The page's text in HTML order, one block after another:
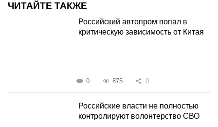
ЧИТАЙТЕ ТАКЖЕ
Российский автопром попал в
критическую зависимость от Китая
0 875 0
Российские власти не полностью
контролируют волонтерство СВО